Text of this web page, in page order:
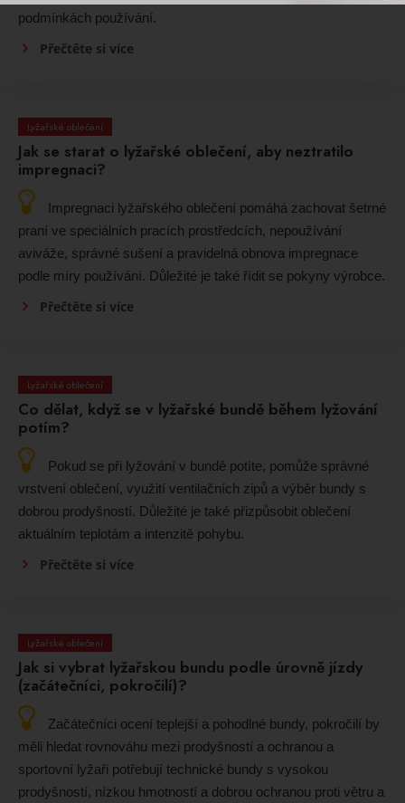
podmínkách používání.
Přečtěte si více
Lyžařské oblečení
Jak se starat o lyžařské oblečení, aby neztratilo
impregnaci?
Impregnaci lyžařského oblečení pomáhá zachovat šetrné
praní ve speciálních pracích prostředcích, nepoužívání
aviváže, správné sušení a pravidelná obnova impregnace
podle míry používání. Důležité je také řídit se pokyny výrobce.
Přečtěte si více
Lyžařské oblečení
Co dělat, když se v lyžařské bundě během lyžování
potím?
Pokud se při lyžování v bundě potíte, pomůže správné
vrstvení oblečení, využití ventilačních zipů a výběr bundy s
dobrou prodyšností. Důležité je také přizpůsobit oblečení
aktuálním teplotám a intenzitě pohybu.
Přečtěte si více
Lyžařské oblečení
Jak si vybrat lyžařskou bundu podle úrovně jízdy
(začátečníci, pokročilí)?
Začátečníci ocení teplejší a pohodlné bundy, pokročilí by
měli hledat rovnováhu mezi prodyšností a ochranou a
sportovní lyžaři potřebují technické bundy s vysokou
prodyšností, nízkou hmotností a dobrou ochranou proti větru a